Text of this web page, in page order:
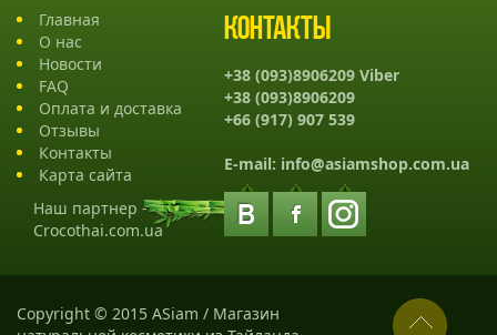
Главная
О нас
Новости
FAQ
Оплата и доставка
Отзывы
Контакты
Карта сайта
Наш партнер -
Crocothai.com.ua
Контакты
+38 (093)8906209 Viber
+38 (093)8906209
+66 (917) 907 539
E-mail: info@asiamshop.com.ua
Copyright © 2015 ASiam / Магазин